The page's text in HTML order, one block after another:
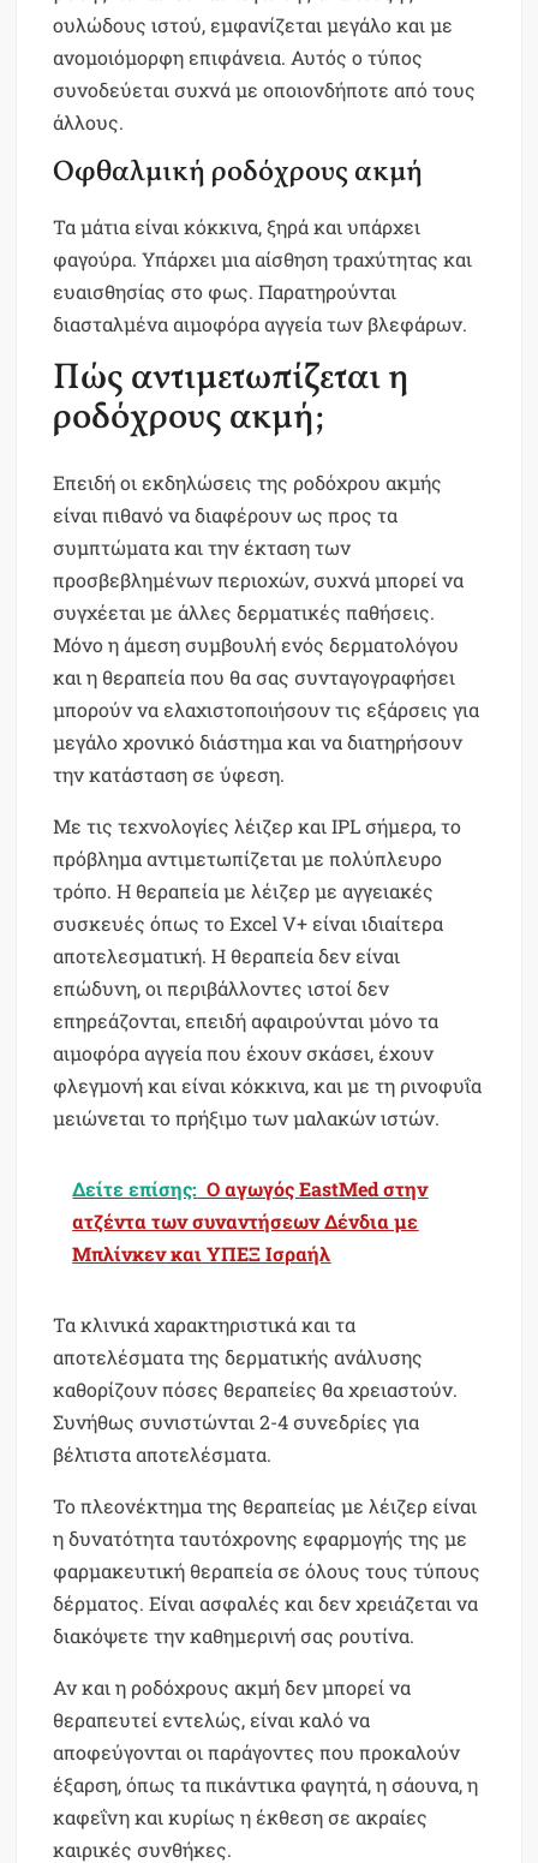
ουλώδους ιστού, εμφανίζεται μεγάλο και με
ανομοιόμορφη επιφάνεια. Αυτός ο τύπος
συνοδεύεται συχνά με οποιονδήποτε από τους
άλλους.
Οφθαλμική ροδόχρους ακμή
Τα μάτια είναι κόκκινα, ξηρά και υπάρχει
φαγούρα. Υπάρχει μια αίσθηση τραχύτητας και
ευαισθησίας στο φως. Παρατηρούνται
διασταλμένα αιμοφόρα αγγεία των βλεφάρων.
Πώς αντιμετωπίζεται η
ροδόχρους ακμή;
Επειδή οι εκδηλώσεις της ροδόχρου ακμής
είναι πιθανό να διαφέρουν ως προς τα
συμπτώματα και την έκταση των
προσβεβλημένων περιοχών, συχνά μπορεί να
συγχέεται με άλλες δερματικές παθήσεις.
Μόνο η άμεση συμβουλή ενός δερματολόγου
και η θεραπεία που θα σας συνταγογραφήσει
μπορούν να ελαχιστοποιήσουν τις εξάρσεις για
μεγάλο χρονικό διάστημα και να διατηρήσουν
την κατάσταση σε ύφεση.
Με τις τεχνολογίες λέιζερ και IPL σήμερα, το
πρόβλημα αντιμετωπίζεται με πολύπλευρο
τρόπο. Η θεραπεία με λέιζερ με αγγειακές
συσκευές όπως το Excel V+ είναι ιδιαίτερα
αποτελεσματική. Η θεραπεία δεν είναι
επώδυνη, οι περιβάλλοντες ιστοί δεν
επηρεάζονται, επειδή αφαιρούνται μόνο τα
αιμοφόρα αγγεία που έχουν σκάσει, έχουν
φλεγμονή και είναι κόκκινα, και με τη ρινοφυΐα
μειώνεται το πρήξιμο των μαλακών ιστών.
Δείτε επίσης: Ο αγωγός EastMed στην
ατζέντα των συναντήσεων Δένδια με
Μπλίνκεν και ΥΠΕΞ Ισραήλ
Τα κλινικά χαρακτηριστικά και τα
αποτελέσματα της δερματικής ανάλυσης
καθορίζουν πόσες θεραπείες θα χρειαστούν.
Συνήθως συνιστώνται 2-4 συνεδρίες για
βέλτιστα αποτελέσματα.
Το πλεονέκτημα της θεραπείας με λέιζερ είναι
η δυνατότητα ταυτόχρονης εφαρμογής της με
φαρμακευτική θεραπεία σε όλους τους τύπους
δέρματος. Είναι ασφαλές και δεν χρειάζεται να
διακόψετε την καθημερινή σας ρουτίνα.
Αν και η ροδόχρους ακμή δεν μπορεί να
θεραπευτεί εντελώς, είναι καλό να
αποφεύγονται οι παράγοντες που προκαλούν
έξαρση, όπως τα πικάντικα φαγητά, η σάουνα, η
καφεΐνη και κυρίως η έκθεση σε ακραίες
καιρικές συνθήκες.